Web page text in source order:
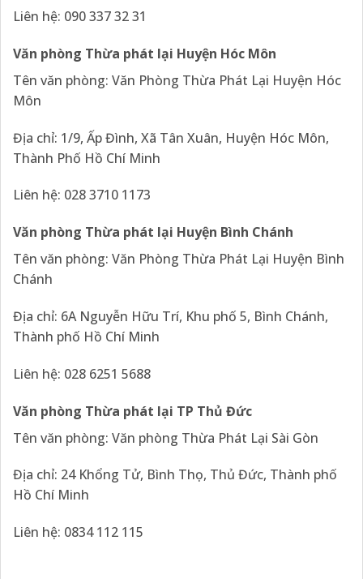
Liên hệ: 090 337 32 31
Văn phòng Thừa phát lại Huyện Hóc Môn
Tên văn phòng: Văn Phòng Thừa Phát Lại Huyện Hóc
Môn
Địa chỉ: 1/9, Ấp Đình, Xã Tân Xuân, Huyện Hóc Môn,
Thành Phố Hồ Chí Minh
Liên hệ: 028 3710 1173
Văn phòng Thừa phát lại Huyện Bình Chánh
Tên văn phòng: Văn Phòng Thừa Phát Lại Huyện Bình
Chánh
Địa chỉ: 6A Nguyễn Hữu Trí, Khu phố 5, Bình Chánh,
Thành phố Hồ Chí Minh
Liên hệ: 028 6251 5688
Văn phòng Thừa phát lại TP Thủ Đức
Tên văn phòng: Văn phòng Thừa Phát Lại Sài Gòn
Địa chỉ: 24 Khổng Tử, Bình Thọ, Thủ Đức, Thành phố
Hồ Chí Minh
Liên hệ: 0834 112 115